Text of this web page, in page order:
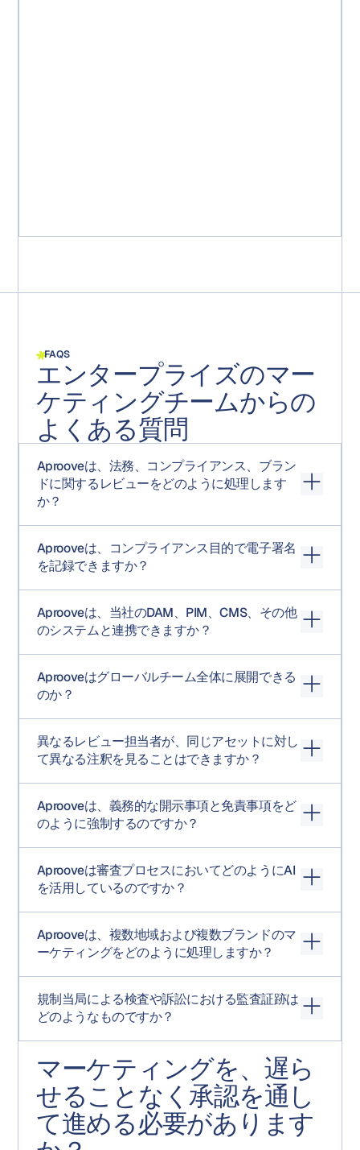
FAQS
エンタープライズのマー
ケティングチームからの
よくある質問
Aprooveは、法務、コンプライアンス、ブラン
ドに関するレビューをどのように処理します
か？
する意思決定主導型のワークフローと、注釈フロー管理
により、各ユーザーが適切なタイミングで適切なマーク
場合は解決され、レビュー履歴全体が監査証跡に記録さ
れます。各ステップの期限によってスケジュールが管理
されます。
Aprooveは、コンプライアンス目的で電子署名
を記録できますか？
す際に、再認証されたメールアドレスとパスワードの確
認を要求するように設定できます。より重要な承認事項
タイムスタンプに紐付けられ、監査証跡に直接記録され
ます。ID強制により、タスクが事後に別のユーザーに転送
されることを防ぎます。
Aprooveは、当社のDAM、PIM、CMS、その他
のシステムと連携できますか？
API、Webhookコールバックを介して統合されます。
DAM、PIM、CMS、CRM、マーケティングオートメーシ
など、あらゆるワークフローの決定に基づいて40以上の
自動アクションを実行できます。自動プロビジョニング
機能を備えたSAML 2.0 SSOにより、エンタープライズ
IDPを通じてユーザーライフサイクルを管理します。
Aprooveはグローバルチーム全体に展開できる
のか？
ンツを、一貫したワークフローでサポートします。プロ
ジェクトのタイムゾーンサポートにより、地域をまたい
ーザー層に対応できます。SAML SSOによる自動プロビジ
ョニングにより、ユーザーのオンボーディングをスムー
ズに拡張できます。このプラットフォームは、最大規模
のエンタープライズ顧客において、毎月数十万件の認証
処理を日常的に実行しています。
異なるレビュー担当者が、同じアセットに対し
て異なる注釈を見ることはできますか？
ップ内でどのユーザーグループがどのマークアップを表
示するかをきめ細かく制御できます。社内マーケティン
れます。グループマネージャーは、レビューの進行状況
に応じて、対象者間でメモを移動できます。これは
Aproove独自の機能であり、部門横断的なマーケティング
レビューにおける最も一般的な課題に対する解決策で
す。
Aprooveは、義務的な開示事項と免責事項をど
のように強制するのですか？
より、バージョン間で必須コピーの1文字のずれを検出し
ます。AI支援レビューにより、永続的な参照ファイル（承
ます。マスターテンプレートの比較により、地域別およ
び言語別のバリアントを承認済みマスターと比較し、チ
ャネルに到達する前に構造的なずれを明らかにします。
Aprooveは審査プロセスにおいてどのようにAI
を活用しているのですか？
レベルで動作し、セクションレベルのプロンプトは、フ
ラットプランで選択されたすべてのプルーフに対して並
の根拠チェック、必須開示事項の有無の検証、ブランド
ブックに対するブランドガイドラインの検証、フェアバ
ランスチェック、キャンペーン全体におけるトーンの一
貫性などが含まれます。AIが生成したメモは、監査証跡で
[AI GENERATED]という接頭辞が付きます。顧客が管理す
るOpenAI APIキーを使用することで、コンテンツのトレ
ーニングなしで独自のエンタープライズ契約を利用でき
ます。特定のプロンプトを実行する権限はスキーマレベ
ルで制御されるため、異なるブランドや事業部門ごとに
Aprooveは、複数地域および複数ブランドのマ
ーケティングをどのように処理しますか？
ポータルをサポートし、ポータルごとにチームキーによ
る制限を設定できます。企業内の異なるブランド（また
スペリエンス、独自のマーチャンダイジングチーム、独
自のスキーマ、独自のワークフローを持つことができま
す。マスターテンプレートの比較により、中央のブラン
ドチームまたは規制チームは、地域および言語のバリエ
ーションが承認済みのマスターと一致していることを確
規制当局による検査や訴訟における監査証跡は
どのようなものですか？
付きで自動的にログに記録され、CSV形式でエクスポー
トできます。プロジェクトチャットは、コンプライアン
ス上の理由から、編集後も最初に投稿されたコンテンツ
を保持します。プロジェクト履歴はプロジェクト終了後
も保持されます。PDFエクスポート機能は、ドキュメン
マーケティングを、遅ら
せることなく承認を通し
て進める必要があります